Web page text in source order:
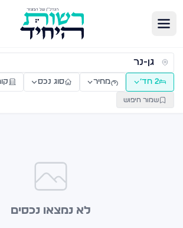
דירות למכירה ולהשכרה — רשות
2 חד׳ מחיר סוג נכס
שמור חיפוש
לא נמצאו נכסים